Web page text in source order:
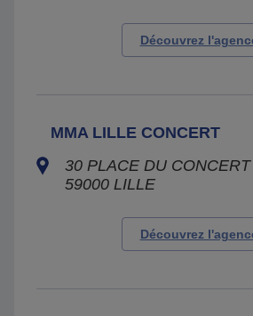
Découvrez
MMA LILLE CONCERT
30 PLACE DU CONCERT
59000 LILLE
Découvrez